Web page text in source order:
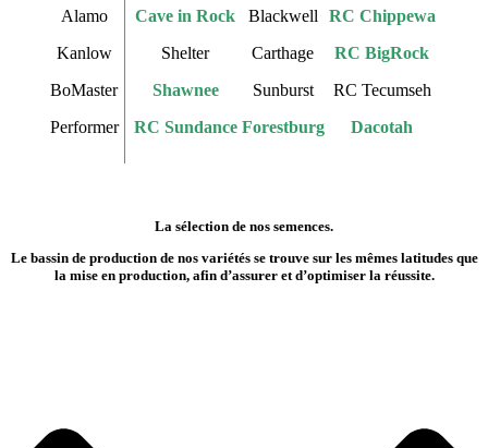
Alamo
Kanlow
BoMaster
Performer
Cave in Rock
Shelter
Shawnee
RC Sundance
Blackwell
Carthage
Sunburst
Forestburg
RC Chippewa
RC BigRock
RC Tecumseh
Dacotah
La sélection de nos semences.
Le bassin de production de nos variétés se trouve sur les mêmes latitudes que
la mise en production, afin d’assurer et d’optimiser la réussite.